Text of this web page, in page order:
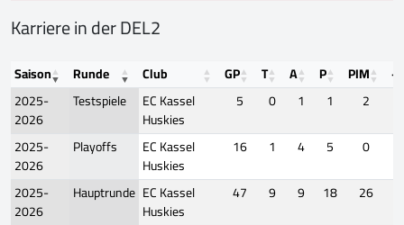
Karriere in der DEL2
Saison Runde Club GP T A P PIM
2025-
2026
Testspiele
EC Kassel
Huskies
5 0 1 1
2
2025-
2026
Playoffs
EC Kassel
Huskies
16 1 4 5
0
2025-
2026
Hauptrunde EC Kassel
Huskies
47 9 9 18
26